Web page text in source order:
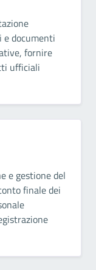
documenti
fornire
ufficiali
e gestione del
finale dei